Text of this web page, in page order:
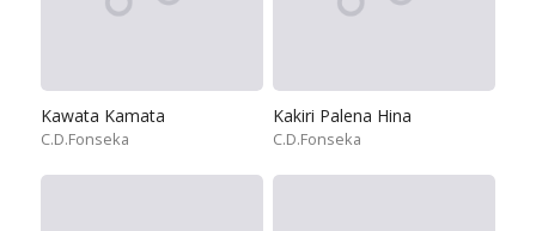
Kawata Kamata
C.D.Fonseka
Kakiri Palena Hina
C.D.Fonseka